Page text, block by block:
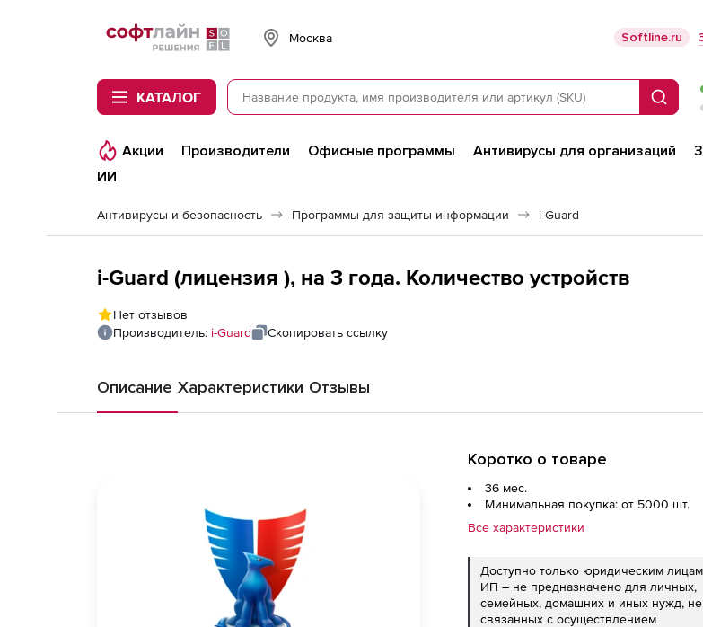
Softline
Москва Softline.ru
КАТАЛОГ Поиск
Акции Производители Офисные программы Антивирусы для организаций
ИИ
Антивирусы и безопасность Программы для защиты информации i-Guard
i-Guard (лицензия ), на 3 года. Количество устройств
Нет отзывов
Производитель: i-Guard Скопировать ссылку
Описание Характеристики Отзывы
Коротко о товаре
36 мес.
Минимальная покупка: от 5000 шт.
Все характеристики
Доступно только юридическим
ИП – не предназначено для личных,
семейных, домашних и иных нужд, не
связанных с осуществлением